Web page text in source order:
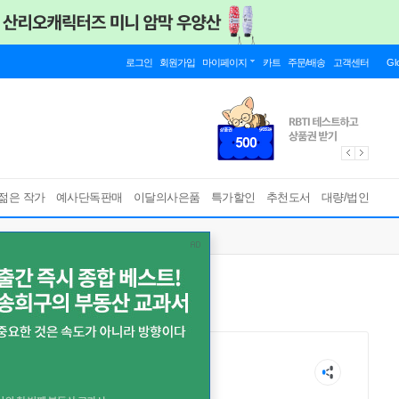
로그인 회원가입 마이페이지 카트 주문/배송 고객센터
은 작가 예사단독판매 이달의사은품 특가할인 추천도서 대량/법인